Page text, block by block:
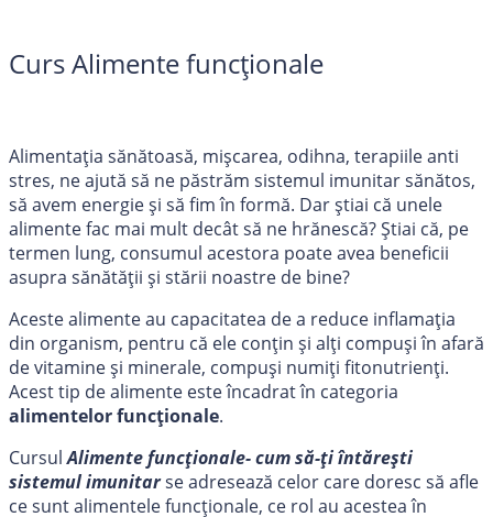
Curs Alimente funcționale
Alimentația sănătoasă, mișcarea, odihna, terapiile anti
stres, ne ajută să ne păstrăm sistemul imunitar sănătos,
să avem energie și să fim în formă. Dar știai că unele
alimente fac mai mult decât să ne hrănescă? Știai că, pe
termen lung, consumul acestora poate avea beneficii
asupra sănătății și stării noastre de bine?
Aceste alimente au capacitatea de a reduce inflamația
din organism, pentru că ele conțin și alți compuși în afară
de vitamine și minerale, compuși numiți fitonutrienți.
Acest tip de alimente este încadrat în categoria
alimentelor funcționale.
CursulAlimente funcționale- cum să-ți întărești
sistemul imunitarse adresează celor care doresc să afle
ce sunt alimentele funcționale, ce rol au acestea în